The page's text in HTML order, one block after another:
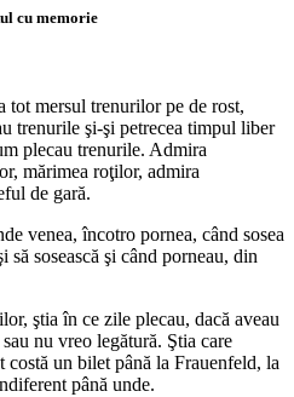
cu memorie
tot mersul trenurilor pe de rost,
trenurile şi-şi petrecea timpul liber
plecau trenurile. Admira
mărimea roţilor, admira
de gară.
venea, încotro pornea, când sosea
sosească şi când porneau, din
ştia în ce zile plecau, dacă aveau
nu vreo legătură. Ştia care
costă un bilet până la Frauenfeld, la
până unde.